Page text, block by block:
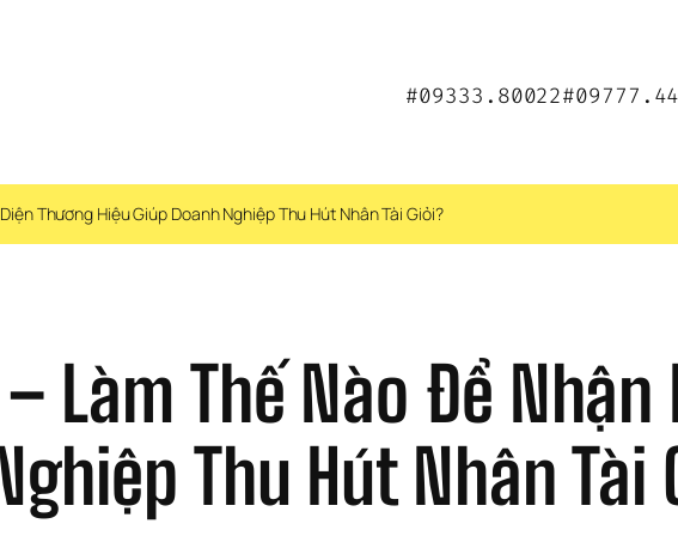
#09333.80022
Thương Hiệu Giúp Doanh Nghiệp Thu Hút Nhân Tài Giỏi?
Làm Thế Nào Để
Thu Hút Nhân Tài